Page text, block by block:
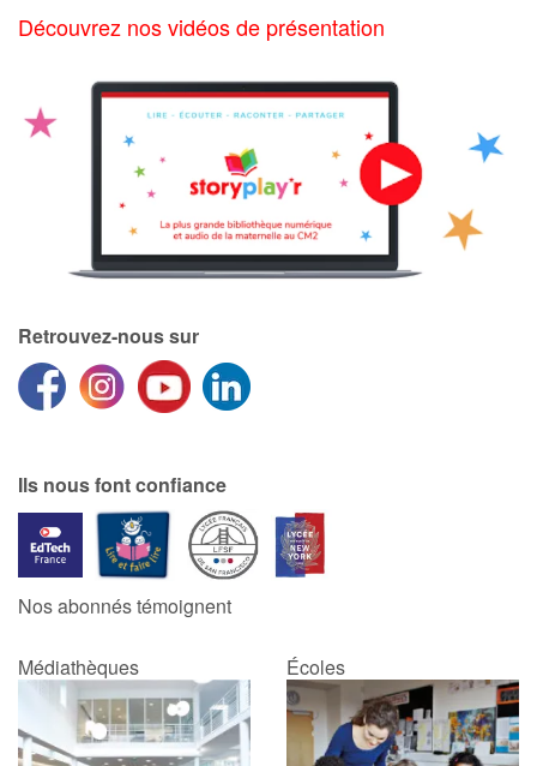
Découvrez nos vidéos de présentation
Retrouvez-nous sur
Ils nous font confiance
Nos abonnés témoignent
Médiathèques Écoles